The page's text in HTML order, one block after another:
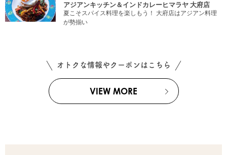
アジアンキッチン＆インドカレーヒマラヤ 大府店
夏こそスパイス料理を楽しもう！ 大府店はアジアン料理
が勢揃い
オトクな情報やクーポンはこちら
VIEW MORE